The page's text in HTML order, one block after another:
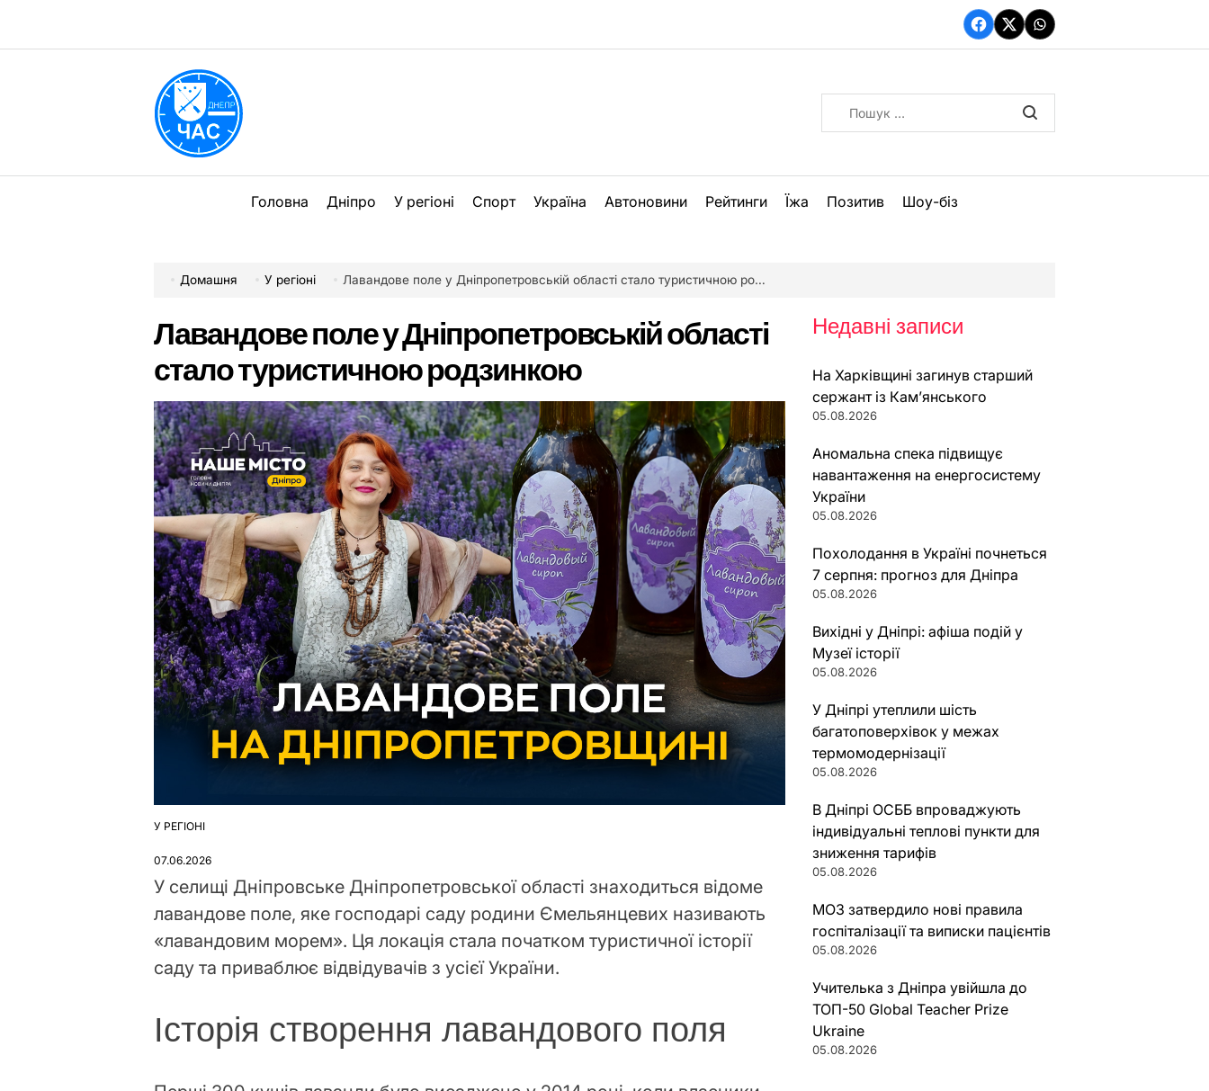
вмісту
Facebook
TwitterWhatsApp
Головна Дніпро У регіоні Спорт Україна Автоновини Рейтинги Їжа Позитив Шоу-біз
Домашня У регіоні Лавандове поле у Дніпропетровській області стало туристичною родзинкою
Лавандове поле у Дніпропетровській області
стало туристичною родзинкою
ОПУБЛІКУВАТИ
У РЕГІОНІ
07.06.2026
У селищі Дніпровське Дніпропетровської області знаходиться відоме
лавандове поле, яке господарі саду родини Ємельянцевих називають
«лавандовим морем». Ця локація стала початком туристичної історії
саду та приваблює відвідувачів з усієї України.
Історія створення лавандового поля
Недавні записи
На Харківщині загинув старший
сержант із Кам’янського
05.08.2026
Аномальна спека підвищує
навантаження на енергосистему
України
05.08.2026
Похолодання в Україні почнеться
7 серпня: прогноз для Дніпра
05.08.2026
Вихідні у Дніпрі: афіша подій у
Музеї історії
05.08.2026
У Дніпрі утеплили шість
багатоповерхівок у межах
термомодернізації
05.08.2026
В Дніпрі ОСББ впроваджують
індивідуальні теплові пункти для
зниження тарифів
05.08.2026
МОЗ затвердило нові правила
госпіталізації та виписки пацієнтів
05.08.2026
Учителька з Дніпра увійшла до
ТОП-50 Global Teacher Prize
Ukraine
05.08.2026